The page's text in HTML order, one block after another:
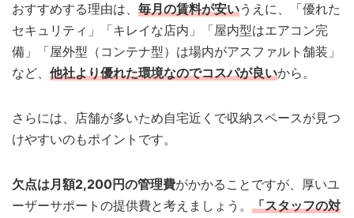
おすすめする理由は、 毎月の賃料が安いうえに、「優れた
セキュリティ」「キレイな店内」「屋内型はエアコン完
備」「屋外型（コンテナ型）は場内がアスファルト舗装」
など、 他社より優れた環境なのでコスパが良いから。
さらには、店舗が多いため自宅近くで収納スペースが見つ
けやすいのもポイントです。
欠点は月額2,200円の管理費がかかることですが、厚いユ
ーザーサポートの提供費と考えましょう。 「スタッフの対